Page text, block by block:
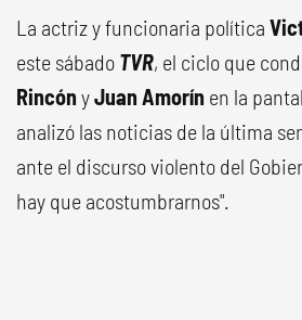
La actriz y funcionaria política
este sábado TVR, el ciclo que
Rincón yJuan Amorín en la
analizó las noticias de la última
ante el discurso violento del
hay que acostumbrarnos".